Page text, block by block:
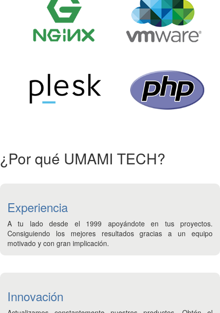
¿Por qué UMAMI TECH?
Experiencia
A tu lado desde el 1999 apoyándote en tus proyectos.
Consiguiendo los mejores resultados gracias a un equipo
motivado y con gran implicación.
Innovación